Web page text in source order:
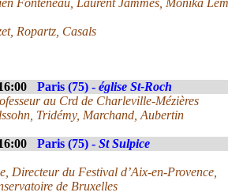
Fonteneau, Laurent Jammes, Monika
Ropartz, Casals
Paris (75) - église St-Roch
au Crd de Charleville-Mézières
Tridémy, Marchand, Aubertin
Paris (75) - St Sulpice
Directeur du Festival d’Aix-en-Provence,
de Bruxelles